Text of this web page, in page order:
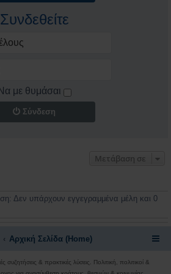
Συνδεθείτε
Να με θυμάσαι
Σύνδεση
Μετάβαση σε
Δεν υπάρχουν εγγεγραμμένα μέλη και 0
Αρχική Σελίδα (Home)
& πρακτικές λύσεις. Πολιτική, πολιτικοί &